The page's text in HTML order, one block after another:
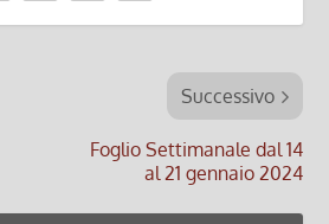
Successivo
Foglio Settimanale dal 14
al 21 gennaio 2024